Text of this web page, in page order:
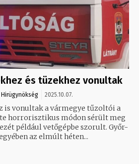
és tüzekhez vonultak
2025.10.07.
is vonultak a vármegye tűzoltói a
horrorisztikus módon sérült meg
például vetőgépbe szorult. Győr-
az elmúlt héten...